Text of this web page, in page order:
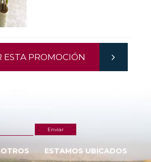
ESTA PROMOCIÓN
ESTAMOS UBICADOS